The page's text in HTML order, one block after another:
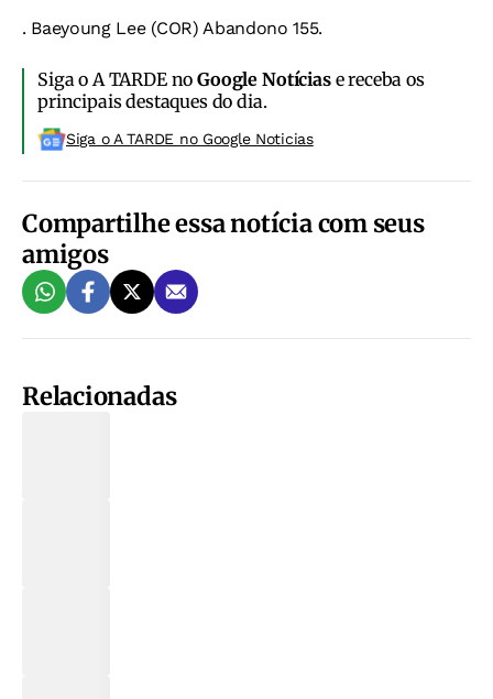
. Baeyoung Lee (COR) Abandono 155.
Siga o A TARDE noGoogle Notíciase receba os
principais destaques do dia.
Siga o A TARDE no Google Noticias
Compartilhe essa notícia com seus
amigos
Relacionadas